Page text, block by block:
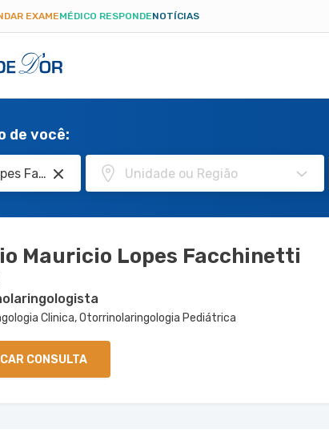
EXAMEMÉDICO RESPONDENOTÍCIAS
de você:
Mauricio Lopes Facchinetti
Clinica, Otorrinolaringologia Pediátrica
CONSULTA